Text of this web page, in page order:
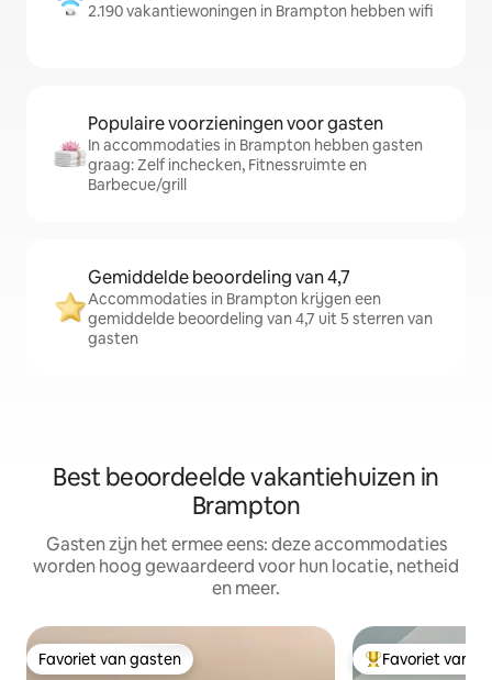
2.190 vakantiewoningen in Brampton hebben wifi
Populaire voorzieningen voor gasten
In accommodaties in Brampton hebben gasten
graag: Zelf inchecken, Fitnessruimte en
Barbecue/grill
Gemiddelde beoordeling van 4,7
Accommodaties in Brampton krijgen een
gemiddelde beoordeling van 4,7 uit 5 sterren van
gasten
Best beoordeelde vakantiehuizen in
Brampton
Gasten zijn het ermee eens: deze accommodaties
worden hoog gewaardeerd voor hun locatie, netheid
en meer.
Favoriet van gasten
Favoriet van gasten Topfavoriet van
Favoriet van